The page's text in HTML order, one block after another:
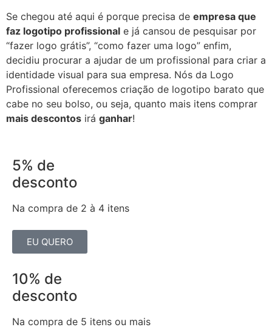
Se chegou até aqui é porque precisa de empresa que
faz logotipo profissional e já cansou de pesquisar por
“fazer logo grátis”, “como fazer uma logo” enfim,
decidiu procurar a ajudar de um profissional para criar a
identidade visual para sua empresa. Nós da Logo
Profissional oferecemos criação de logotipo barato que
cabe no seu bolso, ou seja, quanto mais itens comprar
mais descontos irá ganhar!
5% de
desconto
Na compra de 2 à 4 itens
EU QUERO
10% de
desconto
Na compra de 5 itens ou mais